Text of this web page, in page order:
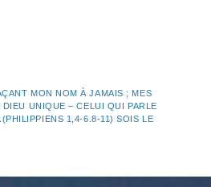
MON NOM À JAMAIS ; MES
UNIQUE – CELUI QUI PARLE
1,4-6.8-11) SOIS LE